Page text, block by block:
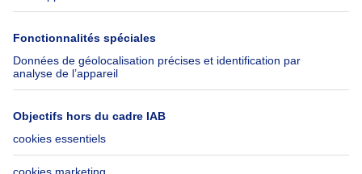
Immowelt.de
Aide
FAQ
Accessibilité
Contactez-nous
Suivez-nous
LinkedIn